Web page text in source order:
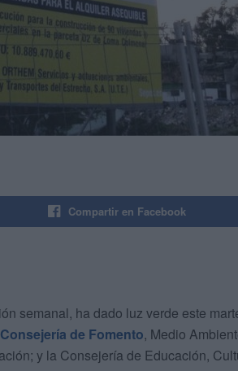
Compartir en Facebook
semanal, ha dado luz verde este
Consejería de Fomento, Medio
y la Consejería de Educación,